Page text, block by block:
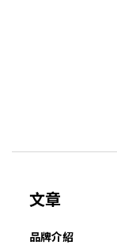
文章
品牌介紹